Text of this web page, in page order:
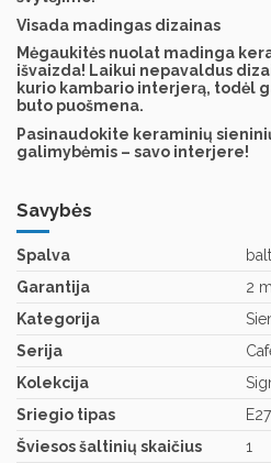
Visada madingas dizainas
Mėgaukitės nuolat madinga
išvaizda! Laikui nepavaldus
kurio kambario interjerą, todėl
buto puošmena.
Pasinaudokite keraminių
galimybėmis – savo interjere!
Savybės
Spalva
Garantija
2
Kategorija
Serija
Kolekcija
Sriegio tipas
E27
Šviesos šaltinių skaičius
1